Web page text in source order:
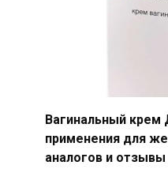
Вагинальный крем
применения для
аналогов и отзывы